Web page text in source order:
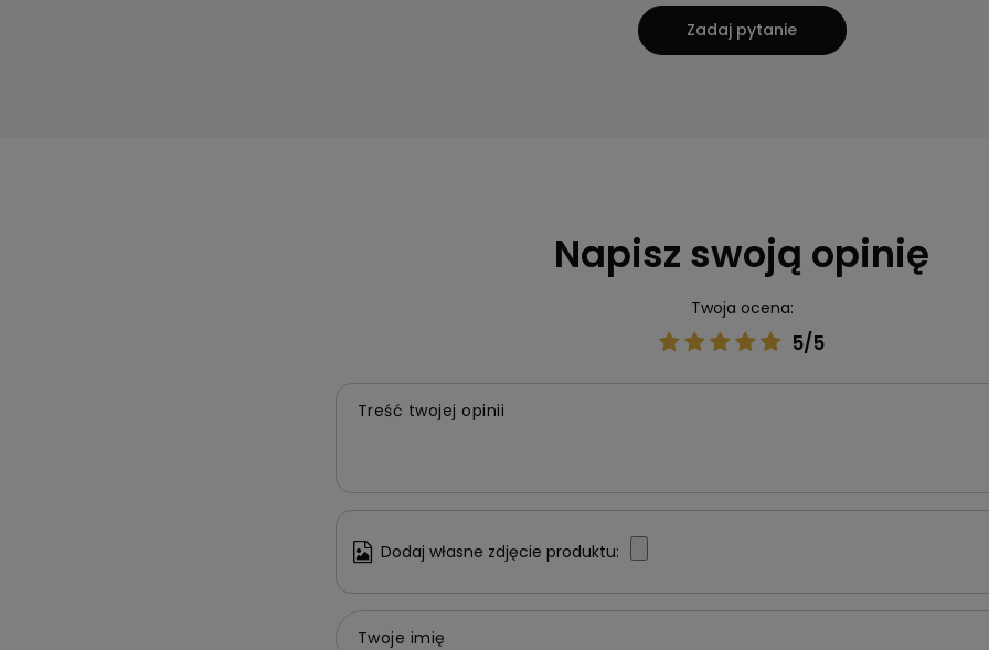
Zadaj pytanie
Napisz swoją opinię
Twoja ocena:
5/5
Treść twojej opinii
Dodaj własne zdjęcie produktu:
Twoje imię